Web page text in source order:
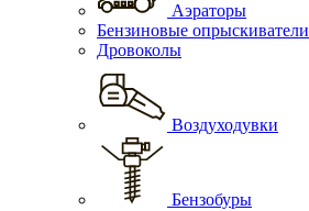
Аэраторы
Бензиновые опрыскиватели
Дровоколы
Воздуходувки
Бензобуры